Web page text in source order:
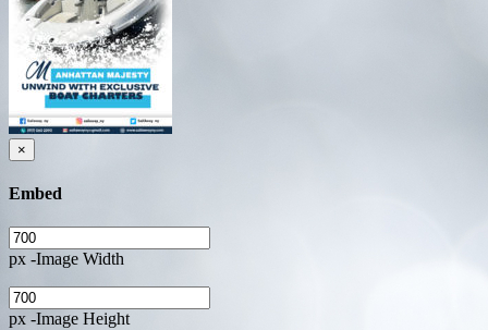
×
Embed
px -Image Width
px -Image Height